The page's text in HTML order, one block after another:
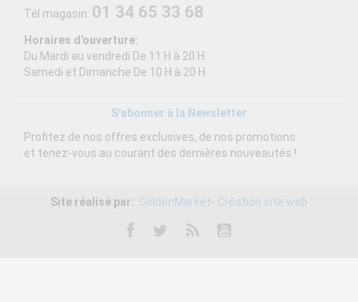
Tél magasin: 01 34 65 33 68
Horaires d'ouverture:
Du Mardi au vendredi De 11 H à 20 H
Samedi et Dimanche De 10 H à 20 H
S'abonner à la Newsletter
Profitez de nos offres exclusives, de nos promotions
et tenez-vous au courant des dernières nouveautés !
Site réalisé par: GoldenMarket- Création site web